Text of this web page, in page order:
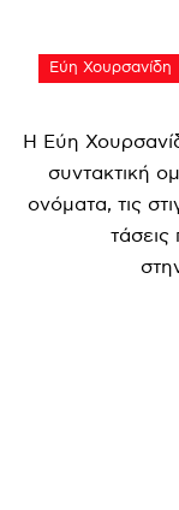
Εύη Χουρσανίδη
Η Εύη
συντακτική
ονόματα, τις